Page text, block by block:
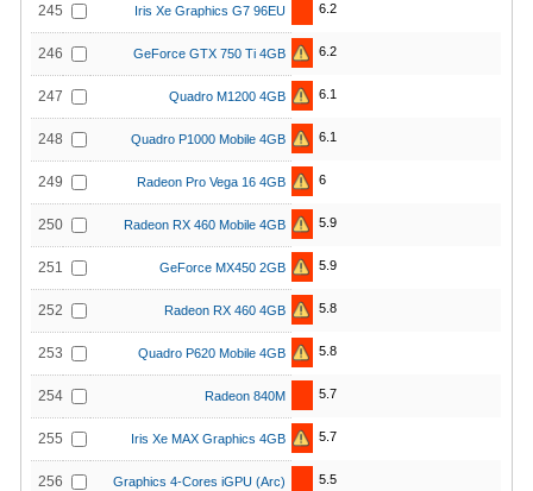
245 Iris Xe Graphics G7 96EU 6.2
246 GeForce GTX 750 Ti 4GB 6.2
247 Quadro M1200 4GB 6.1
248 Quadro P1000 Mobile 4GB 6.1
249 Radeon Pro Vega 16 4GB 6
250 Radeon RX 460 Mobile 4GB 5.9
251 GeForce MX450 2GB 5.9
252 Radeon RX 460 4GB 5.8
253 Quadro P620 Mobile 4GB 5.8
254 Radeon 840M 5.7
255 Iris Xe MAX Graphics 4GB 5.7
256 Graphics 4-Cores iGPU (Arc) 5.5